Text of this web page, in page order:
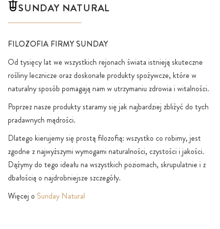
SUNDAY NATURAL
FILOZOFIA FIRMY SUNDAY
Od tysięcy lat we wszystkich rejonach świata istnieją skuteczne
rośliny lecznicze oraz doskonałe produkty spożywcze, które w
naturalny sposób pomagają nam w utrzymaniu zdrowia i witalności.
Poprzez nasze produkty staramy się jak najbardziej zbliżyć do tych
pradawnych mądrości.
Dlatego kierujemy się prostą filozofią: wszystko co robimy, jest
zgodne z najwyższymi wymogami naturalności, czystości i jakości.
Dążymy do tego ideału na wszystkich poziomach, skrupulatnie i z
dbałością o najdrobniejsze szczegóły.
Więcej o Sunday Natural